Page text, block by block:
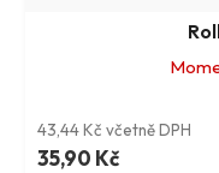
43,44 Kč včetně DPH
35,90 Kč